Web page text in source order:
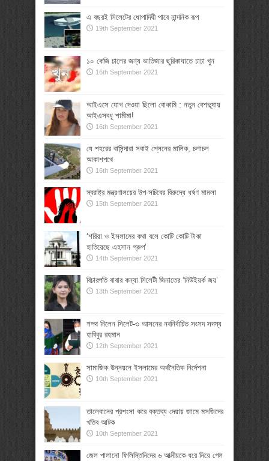
এ বছরই সিলেটের ধোপাদিঘী পাবে নান্দনিক রূপ
19th September 2021
১০ কেজি চালের জন্য ভাতিজার ছুরিকাঘাতে চাচা খুন
16th September 2021
আইএসে যোগ দেওয়া ছিলো বোকামি : নতুন বেশভূষায়
আইএসবধূ শামীমা!
16th September 2021
যে শহরের বাসিন্দারা সবাই প্লেনের মালিক, চলাচল
আকাশপথে
16th September 2021
স্বরাষ্ট্র মন্ত্রণালয়ের উপ-সচিবের বিরুদ্ধে ধর্ষণ মামলা
15th September 2021
‘শরিয়া ও ইসলামের কথা বলে কোটি কোটি টাকা
হাতিয়েছে এহসান গ্রুপ’
14th September 2021
বিচারপতি বাবার কন্যা সিলেটী জিনাতের ‘নিউইয়র্ক জয়’
13th September 2021
শপথ নিলেন সিলেট-৩ আসনের নবনির্বাচিত সংসদ সদস্য
হাবিবুর রহমান
12th September 2021
সামাজিক উন্নয়নে ইসলামের অর্থনৈতিক নির্দেশনা
10th September 2021
তালেবানের প্রশংসা করে বক্তব্য দেয়ায় জামে মসজিদের
খতিব আটক
10th September 2021
জেল পালানো ফিলিস্তিনিদের ৬ আত্মীয়কে ধরে নিয়ে গেল